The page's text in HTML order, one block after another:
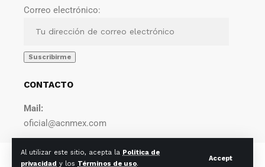
Al utilizar este sitio, acepta la Política de
privacidad y los Términos de uso.
Accept
Correo electrónico:
CONTACTO
Mail:
oficial@acnmex.com
© 2022 Agencia Católica de Noticias. Todos los derechos